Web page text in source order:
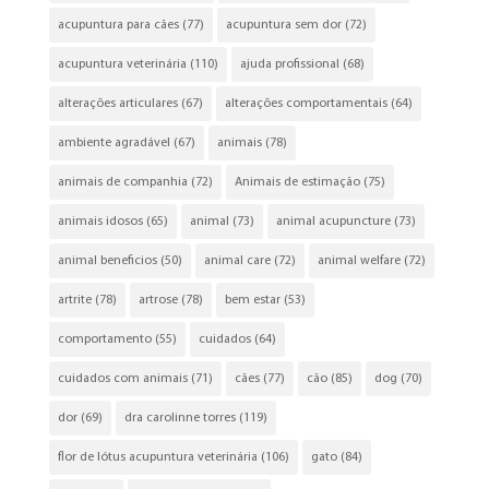
acupuntura para cães(77) acupuntura sem dor(72)
acupuntura veterinária (110) ajuda profissional (68)
alterações articulares(67) alterações comportamentais(64)
ambiente agradável (67) animais(78)
animais de companhia (72) Animais de estimação(75)
animais idosos(65) animal (73) animal acupuncture(73)
animal beneficios(50) animal care(72) animal welfare(72)
artrite(78) artrose(78) bem estar(53)
comportamento(55) cuidados(64)
cuidados com animais(71) cães(77) cão(85) dog (70)
dor(69) dra carolinne torres(119)
flor de lótus acupuntura veterinária (106) gato(84)